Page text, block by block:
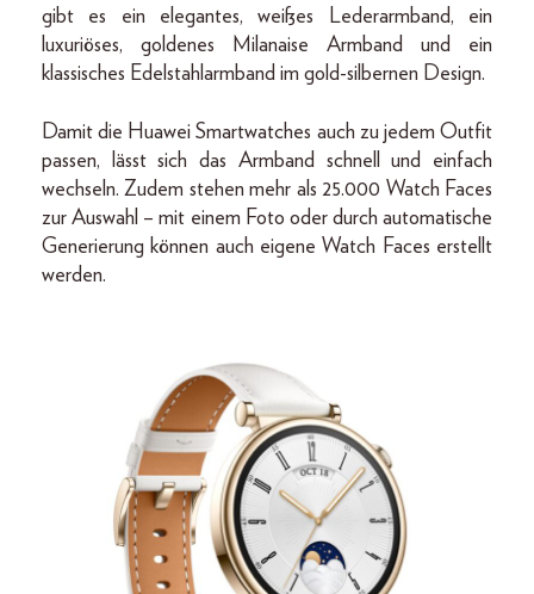
gibt es ein elegantes, weißes Lederarmband, ein
luxuriöses, goldenes Milanaise Armband und ein
klassisches Edelstahlarmband im gold-silbernen Design.
Damit die Huawei Smartwatches auch zu jedem Outfit
passen, lässt sich das Armband schnell und einfach
wechseln. Zudem stehen mehr als 25.000 Watch Faces
zur Auswahl – mit einem Foto oder durch automatische
Generierung können auch eigene Watch Faces erstellt
werden.